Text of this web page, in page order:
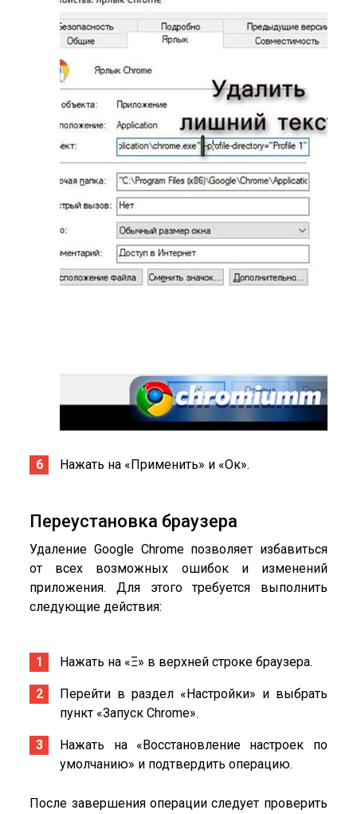
Нажать на «Применить» и «Ок».
Переустановка браузера
Удаление Google Chrome позволяет избавиться
от всех возможных ошибок и изменений
приложения. Для этого требуется выполнить
следующие действия:
Нажать на «Ξ» в верхней строке браузера.
Перейти в раздел «Настройки» и выбрать
пункт «Запуск Chrome».
Нажать на «Восстановление настроек по
умолчанию» и подтвердить операцию.
После завершения операции следует проверить